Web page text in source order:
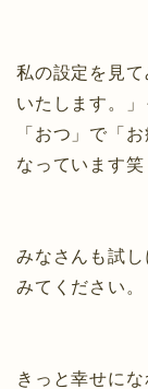
私の設定を見
いたします。
「おつ」で「
なっています笑
みなさんも試
みてください。
きっと幸せに